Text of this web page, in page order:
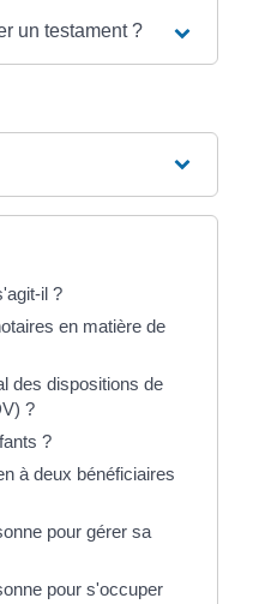
un testament ?
il ?
en matière de
des dispositions de
?
?
à deux bénéficiaires
pour gérer sa
pour s'occuper